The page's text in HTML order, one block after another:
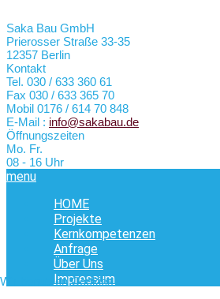
Saka Bau GmbH
Prierosser Straße 33-35
12357 Berlin
Kontakt
Tel. 030 / 633 360 61
Fax 030 / 633 365 70
Mobil 0176 / 614 70 848
E-Mail : info@sakabau.de
Öffnungszeiten
Mo. Fr.
08 - 16 Uhr
menu
HOME
Projekte
Kernkompetenzen
Anfrage
Über Uns
Impressum
Wir benutzen Cookies